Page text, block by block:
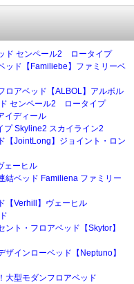
ド センペール2 ロータイプ
ッド【Familiebe】ファミリーベ
ロアベッド【ALBOL】アルボル
センペール2 ロータイプ
イディール
プ Skyline2 スカイライン2
【JointLong】ジョイント・ロン
ェーヒル
結ベッド Familiena ファミリー
【Verhill】ヴェーヒル
ント・フロアベッド【Skytor】
ザインローベッド【Neptuno】
大型モダンフロアベッド